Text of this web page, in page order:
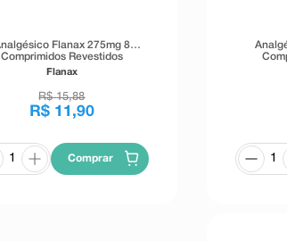
Flanax 275mg 8
Comprimidos Revestidos
Flanax
R$ 15,88
R$ 11 ,90
Comprar